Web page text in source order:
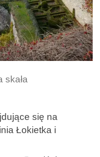
skała
się na
Łokietka i